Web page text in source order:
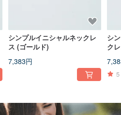
シンプルイニシャルネックレ
ス (ゴールド)
7,383円
シ
ク
5